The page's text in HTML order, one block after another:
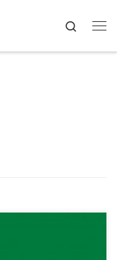
Search